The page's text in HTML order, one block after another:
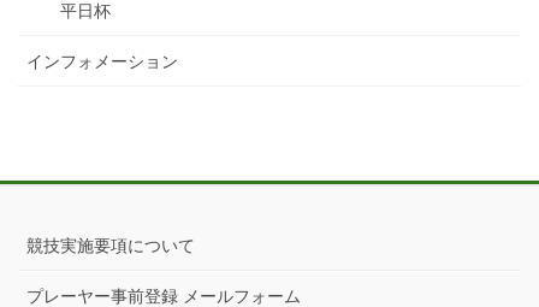
平日杯
インフォメーション
競技実施要項について
プレーヤー事前登録 メールフォーム